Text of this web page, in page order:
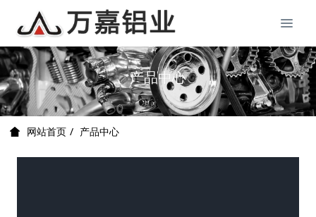
产品中心
网站首页 产品中心